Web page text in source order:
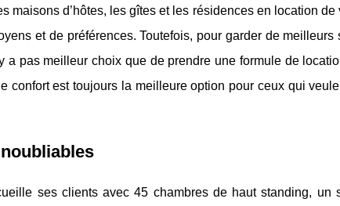
maisons d’hôtes, les gîtes et les résidences en location de
et de préférences. Toutefois, pour garder de meilleurs
a pas meilleur choix que de prendre une formule de
confort est toujours la meilleure option pour ceux qui
ses clients avec 45 chambres de haut standing, un